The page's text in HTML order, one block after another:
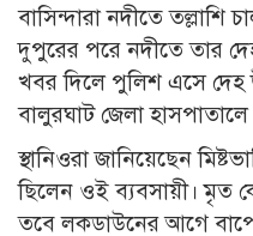
বাসিন্দারা নদীতে
দুপুরের পরে নদীতে তার
খবর দিলে পুলিশ এসে দেহ
বালুরঘাট জেলা হাসপাতালে
স্থানিওরা জানিয়েছেন
ছিলেন ওই ব্যবসায়ী। মৃত
তবে লকডাউনের আগে